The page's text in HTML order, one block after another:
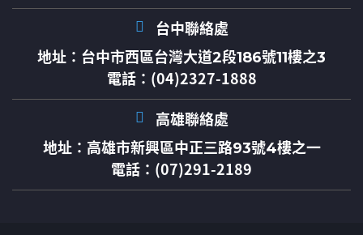
台中聯絡處
地址： 台中市西區台灣大道2段186號11樓之3
電話：(04)2327-1888
高雄聯絡處
地址： 高雄市新興區中正三路93號4樓之一
電話：(07)291-2189